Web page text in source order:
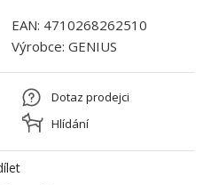
EAN: 4710268262510
Výrobce: GENIUS
Dotaz prodejci
Hlídání